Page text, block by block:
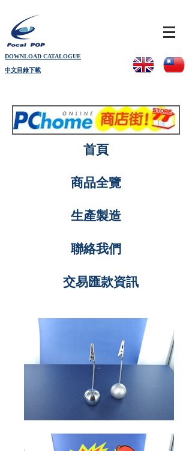
DOWNLOAD CATALOGUE
中文目錄下載
首頁
商品全覽
生產製造
聯絡我們
交易匯款資訊